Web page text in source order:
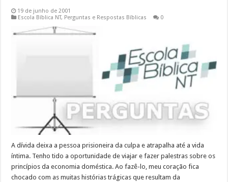
19 de junho de 2001
Escola Bíblica NT, Perguntas e Respostas Bíblicas 0
A dívida deixa a pessoa prisioneira da culpa e atrapalha até a vida
íntima. Tenho tido a oportunidade de viajar e fazer palestras sobre os
princípios da economia doméstica. Ao fazê-lo, meu coração fica
chocado com as muitas histórias trágicas que resultam da